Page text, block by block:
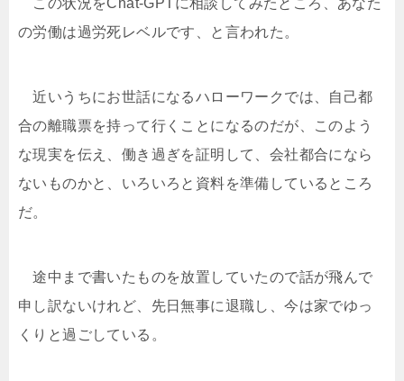
この状況をChat-GPTに相談してみたところ、あなた
の労働は過労死レベルです、と言われた。
近いうちにお世話になるハローワークでは、自己都
合の離職票を持って行くことになるのだが、このよう
な現実を伝え、働き過ぎを証明して、会社都合になら
ないものかと、いろいろと資料を準備しているところ
だ。
途中まで書いたものを放置していたので話が飛んで
申し訳ないけれど、先日無事に退職し、今は家でゆっ
くりと過ごしている。